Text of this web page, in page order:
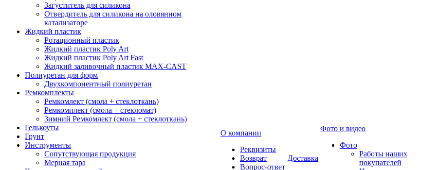
Загуститель для силикона
Отвердитель для силикона на оловянном
катализаторе
Жидкий пластик
Ротационный пластик
Жидкий пластик Poly Art
Жидкий пластик Poly Art Fast
Жидкий заливочный пластик MAX-CAST
Полиуретан для форм
Двухкомпонентный полиуретан
Ремкомплекты
Ремкомлект (смола + стеклоткань)
Ремкомплект (смола + стекломат)
Зимний Ремкомлект (смола + стеклоткань)
Гелькоуты
Грунт
Инструменты
Сопутствующая продукция
Мерная тара
О компании
Реквизиты
Возврат
Вопрос-ответ
Доставка
Фото и видео
Фото
Работы наших
покупателей